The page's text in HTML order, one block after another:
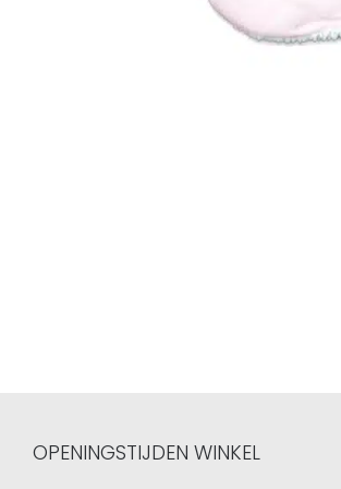
OPENINGSTIJDEN WINKEL